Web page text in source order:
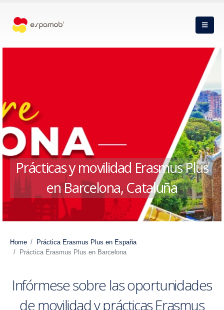
Prácticas y movilidad Erasmus Plus
en Barcelona, Cataluña
Home
Práctica Erasmus Plus en España
Práctica Erasmus Plus en Barcelona
Infórmese sobre las oportunidades
de movilidad y prácticas Erasmus